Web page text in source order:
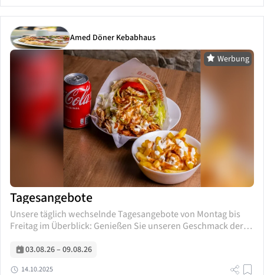
Amed Döner Kebabhaus
Werbung
Tagesangebote
Unsere täglich wechselnde Tagesangebote von Montag bis
Freitag im Überblick: Genießen Sie unseren Geschmack der
Wir freuen uns auf Ihren Besuch!
03.08.26– 09.08.26
14.10.2025